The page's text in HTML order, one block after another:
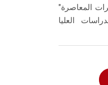
المعاصرة"
العليا